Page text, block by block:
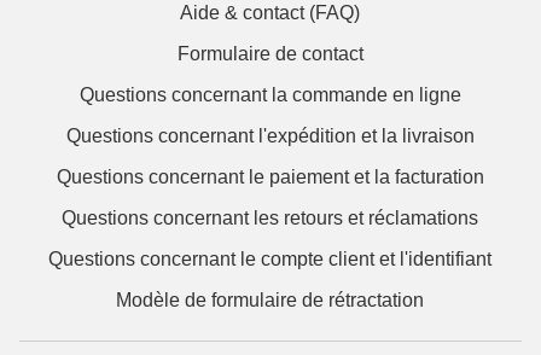
Aide & contact (FAQ)
Formulaire de contact
Questions concernant la commande en ligne
Questions concernant l'expédition et la livraison
Questions concernant le paiement et la facturation
Questions concernant les retours et réclamations
Questions concernant le compte client et l'identifiant
Modèle de formulaire de rétractation